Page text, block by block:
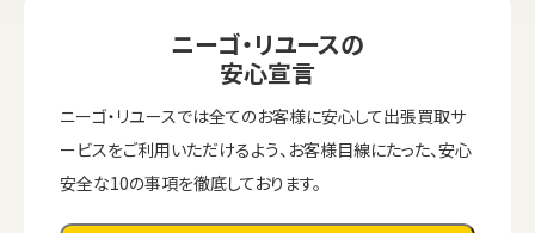
ニーゴ・リユースの
安心宣言
ニーゴ・リユースでは全てのお客様に安心して出張買取サ
ービスをご利用いただけるよう、お客様目線にたった、安心
安全な10の事項を徹底しております。